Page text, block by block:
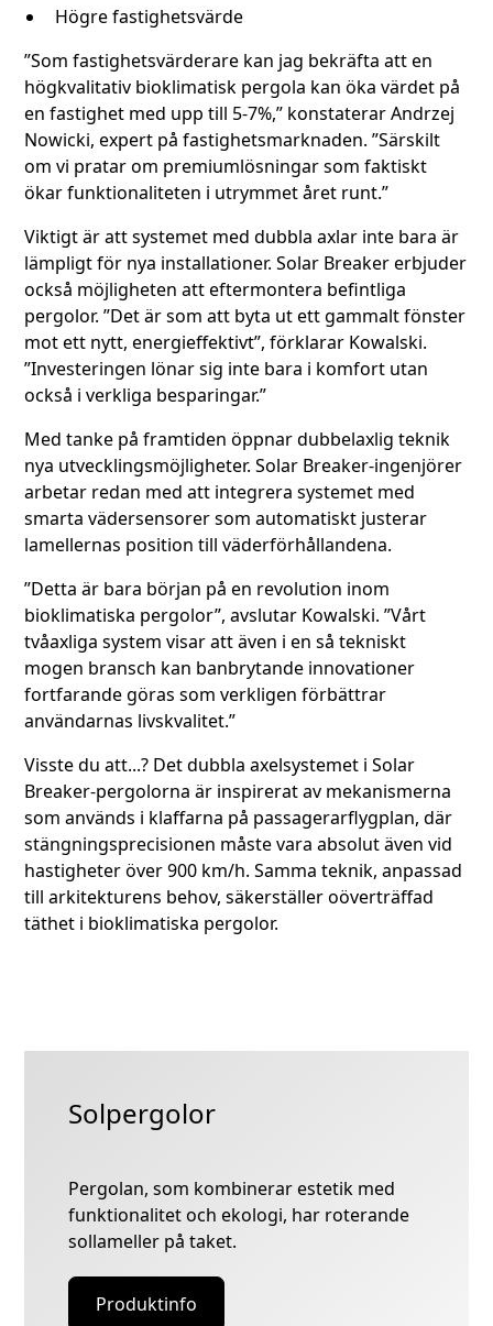
Högre fastighetsvärde
”Som fastighetsvärderare kan jag bekräfta att en
högkvalitativ bioklimatisk pergola kan öka värdet på
en fastighet med upp till 5-7%,” konstaterar Andrzej
Nowicki, expert på fastighetsmarknaden. ”Särskilt
om vi pratar om premiumlösningar som faktiskt
ökar funktionaliteten i utrymmet året runt.”
Viktigt är att systemet med dubbla axlar inte bara är
lämpligt för nya installationer. Solar Breaker erbjuder
också möjligheten att eftermontera befintliga
pergolor. ”Det är som att byta ut ett gammalt fönster
mot ett nytt, energieffektivt”, förklarar Kowalski.
”Investeringen lönar sig inte bara i komfort utan
också i verkliga besparingar.”
Med tanke på framtiden öppnar dubbelaxlig teknik
nya utvecklingsmöjligheter. Solar Breaker-ingenjörer
arbetar redan med att integrera systemet med
smarta vädersensorer som automatiskt justerar
lamellernas position till väderförhållandena.
”Detta är bara början på en revolution inom
bioklimatiska pergolor”, avslutar Kowalski. ”Vårt
tvåaxliga system visar att även i en så tekniskt
mogen bransch kan banbrytande innovationer
fortfarande göras som verkligen förbättrar
användarnas livskvalitet.”
Visste du att...? Det dubbla axelsystemet i Solar
Breaker-pergolorna är inspirerat av mekanismerna
som används i klaffarna på passagerarflygplan, där
stängningsprecisionen måste vara absolut även vid
hastigheter över 900 km/h. Samma teknik, anpassad
till arkitekturens behov, säkerställer oöverträffad
täthet i bioklimatiska pergolor.
Solpergolor
Pergolan, som kombinerar estetik med
funktionalitet och ekologi, har roterande
sollameller på taket.
Produktinfo